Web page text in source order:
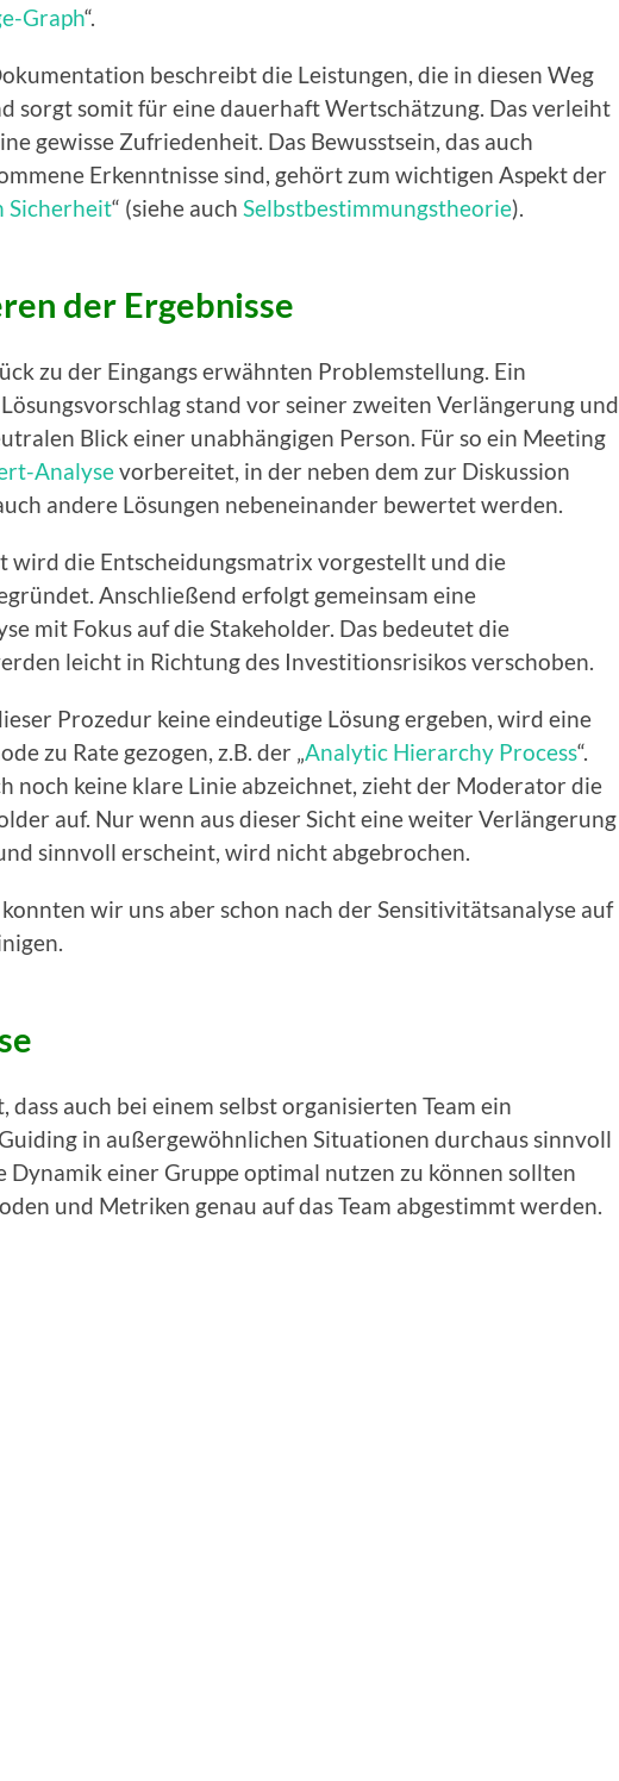
Graph“.
beschreibt die Leistungen, die in diesen Weg
sorgt somit für eine dauerhaft Wertschätzung. Das verleiht
gewisse Zufriedenheit. Das Bewusstsein, das auch
Erkenntnisse sind, gehört zum wichtigen Aspekt der
Sicherheit“ (siehe auch Selbstbestimmungstheorie).
der Ergebnisse
zu der Eingangs erwähnten Problemstellung. Ein
stand vor seiner zweiten Verlängerung und
Blick einer unabhängigen Person. Für so ein Meeting
Analysevorbereitet, in der neben dem zur Diskussion
andere Lösungen nebeneinander bewertet werden.
wird die Entscheidungsmatrix vorgestellt und die
Anschließend erfolgt gemeinsam eine
mit Fokus auf die Stakeholder. Das bedeutet die
leicht in Richtung des Investitionsrisikos verschoben.
Prozedur keine eindeutige Lösung ergeben, wird eine
zu Rate gezogen, z.B. der „Analytic Hierarchy Process“.
noch keine klare Linie abzeichnet, zieht der Moderator die
auf. Nur wenn aus dieser Sicht eine weiter Verlängerung
sinnvoll erscheint, wird nicht abgebrochen.
wir uns aber schon nach der Sensitivitätsanalyse auf
dass auch bei einem selbst organisierten Team ein
in außergewöhnlichen Situationen durchaus sinnvoll
Dynamik einer Gruppe optimal nutzen zu können sollten
und Metriken genau auf das Team abgestimmt werden.